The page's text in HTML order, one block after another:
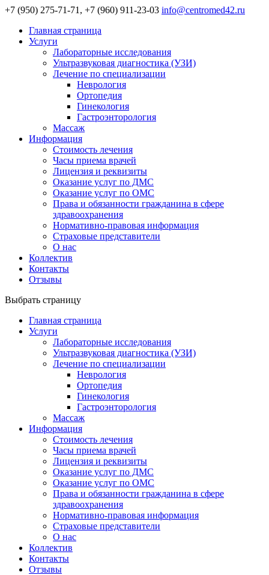
+7 (950) 275-71-71, +7 (960) 911-23-03 info@centromed42.ru
Главная страница
Услуги
Лабораторные исследования
Ультразвуковая диагностика (УЗИ)
Лечение по специализации
Неврология
Ортопедия
Гинекология
Гастроэнторология
Массаж
Информация
Стоимость лечения
Часы приема врачей
Лицензия и реквизиты
Оказание услуг по ДМС
Оказание услуг по ОМС
Права и обязанности гражданина в сфере
здравоохранения
Нормативно-правовая информация
Страховые представители
О нас
Коллектив
Контакты
Отзывы
Выбрать страницу
Главная страница
Услуги
Лабораторные исследования
Ультразвуковая диагностика (УЗИ)
Лечение по специализации
Неврология
Ортопедия
Гинекология
Гастроэнторология
Массаж
Информация
Стоимость лечения
Часы приема врачей
Лицензия и реквизиты
Оказание услуг по ДМС
Оказание услуг по ОМС
Права и обязанности гражданина в сфере
здравоохранения
Нормативно-правовая информация
Страховые представители
О нас
Коллектив
Контакты
Отзывы